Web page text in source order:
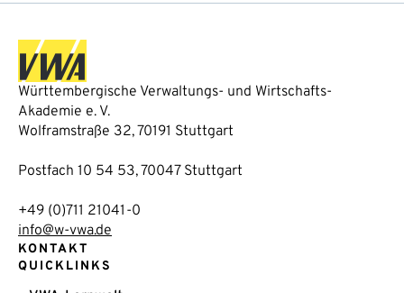
Württembergische Verwaltungs- und Wirtschafts-
Akademie e. V.
Wolframstraße 32, 70191 Stuttgart
Postfach 10 54 53, 70047 Stuttgart
+49 (0)711 21041-0
info@w-vwa.de
KONTAKT
QUICKLINKS